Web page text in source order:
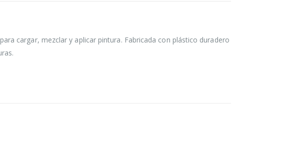
cargar, mezclar y aplicar pintura. Fabricada con plástico duradero